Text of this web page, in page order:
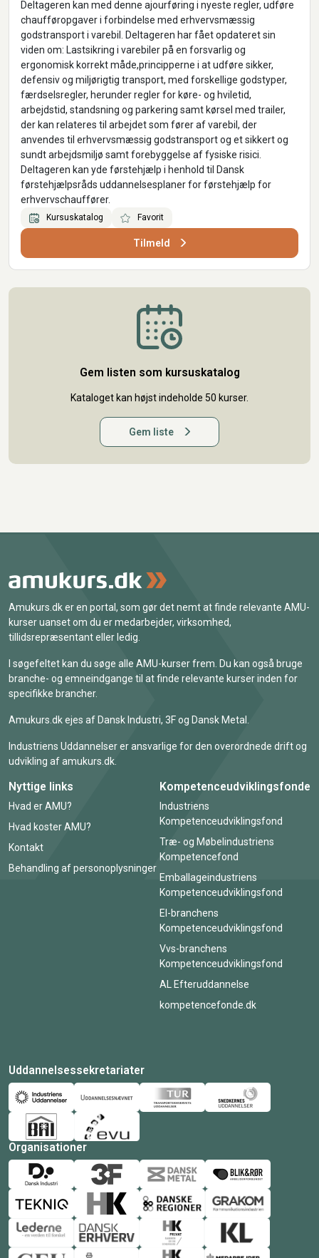
Deltageren kan med denne ajourføring i nyeste regler, udføre
chaufføropgaver i forbindelse med erhvervsmæssig
godstransport i varebil. Deltageren har fået opdateret sin
viden om: Lastsikring i varebiler på en forsvarlig og
ergonomisk korrekt måde,principperne i at udføre sikker,
defensiv og miljørigtig transport, med forskellige godstyper,
færdselsregler, herunder regler for køre- og hviletid,
arbejdstid, standsning og parkering samt kørsel med trailer,
der kan relateres til arbejdet som fører af varebil, der
anvendes til erhvervsmæssig godstransport og et sikkert og
sundt arbejdsmiljø samt forebyggelse af fysiske risici.
Deltageren kan yde førstehjælp i henhold til Dansk
førstehjælpsråds uddannelsesplaner for førstehjælp for
erhvervschauffører.
Kursuskatalog Favorit
Tilmeld
Gem listen som kursuskatalog
Kataloget kan højst indeholde 50 kurser.
Gem liste
Amukurs.dk er en portal, som gør det nemt at finde relevante AMU-
kurser uanset om du er medarbejder, virksomhed,
tillidsrepræsentant eller ledig.
I søgefeltet kan du søge alle AMU-kurser frem. Du kan også bruge
branche- og emneindgange til at finde relevante kurser inden for
specifikke brancher.
Amukurs.dk ejes af Dansk Industri, 3F og Dansk Metal.
Industriens Uddannelser er ansvarlige for den overordnede drift og
udvikling af amukurs.dk.
Nyttige links
Hvad er AMU?
Hvad koster AMU?
Kontakt
Behandling af personoplysninger
Kompetenceudviklingsfonde
Industriens
Kompetenceudviklingsfond
Træ- og Møbelindustriens
Kompetencefond
Emballageindustriens
Kompetenceudviklingsfond
El-branchens
Kompetenceudviklingsfond
Vvs-branchens
Kompetenceudviklingsfond
AL Efteruddannelse
kompetencefonde.dk
Uddannelsessekretariater
Organisationer